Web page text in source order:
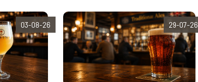
03-08-26 29-07-26